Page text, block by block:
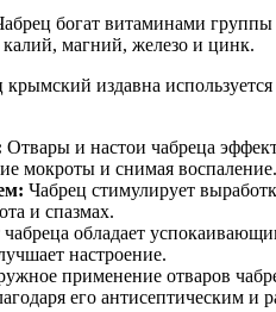
богат витаминами
магний, железо и цинк.
крымский издавна
Отвары и настои чабреца
мокроты и снимая воспаление.
Чабрец стимулирует
и спазмах.
обладает
настроение.
применение отваров
его антисептическим